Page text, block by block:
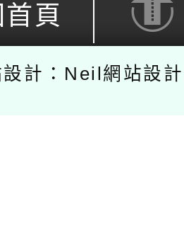
頁
設計：Neil網站設